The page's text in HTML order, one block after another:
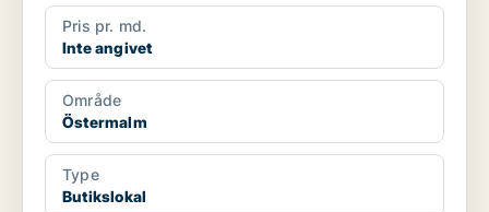
Pris pr. md.
Inte angivet
Område
Östermalm
Type
Butikslokal